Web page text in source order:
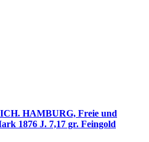
HAMBURG, Freie und
1876 J. 7,17 gr. Feingold